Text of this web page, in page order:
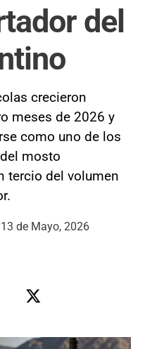
del
crecieron
meses de 2026 y
como uno de los
mosto
tercio del volumen
13 de Mayo, 2026